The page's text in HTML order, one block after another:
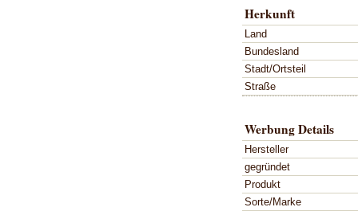
Herkunft
Land
Bundesland
Stadt/Ortsteil
Straße
Werbung Details
Hersteller
gegründet
Produkt
Sorte/Marke